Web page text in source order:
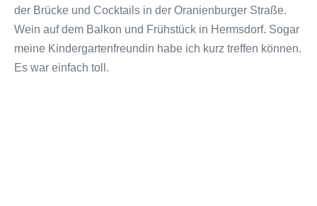
der Brücke und Cocktails in der Oranienburger Straße.
Wein auf dem Balkon und Frühstück in Hermsdorf. Sogar
meine Kindergartenfreundin habe ich kurz treffen können.
Es war einfach toll.